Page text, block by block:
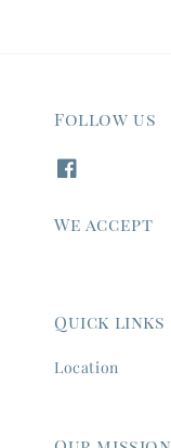
Follow us
We accept
Quick links
Location